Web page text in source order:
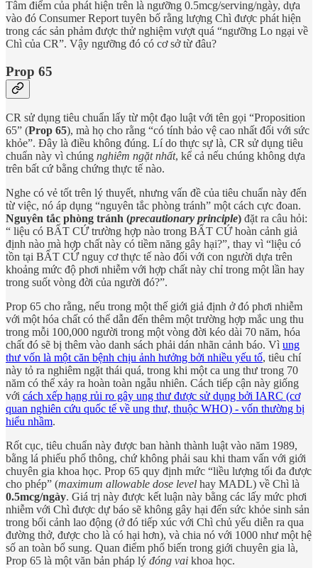
Tâm điểm của phát hiện trên là ngưỡng 0.5mcg/serving/ngày, dựa
vào đó Consumer Report tuyên bố rằng lượng Chì được phát hiện
trong các sản phảm được thử nghiệm vượt quá “ngưỡng Lo ngại về
Chì của CR”. Vậy ngưỡng đó có cơ sở từ đâu?
Prop 65
CR sử dụng tiêu chuẩn lấy từ một đạo luật với tên gọi “Proposition
65” (Prop 65), mà họ cho rằng “có tính bảo vệ cao nhất đối với sức
khỏe”. Đây là điều không đúng. Lí do thực sự là, CR sử dụng tiêu
chuẩn này vì chúng nghiêm ngặt nhất, kể cả nếu chúng không dựa
trên bất cứ bằng chứng thực tế nào.
Nghe có vẻ tốt trên lý thuyết, nhưng vấn đề của tiêu chuẩn này đến
từ việc, nó áp dụng “nguyên tắc phòng tránh” một cách cực đoan.
Nguyên tắc phòng tránh (precautionary principle) đặt ra câu hỏi:
“ liệu có BẤT CỨ trường hợp nào trong BẤT CỨ hoàn cảnh giả
định nào mà hợp chất này có tiềm năng gây hại?”, thay vì “liệu có
tồn tại BẤT CỨ nguy cơ thực tế nào đối với con người dựa trên
khoảng mức độ phơi nhiễm với hợp chất này chỉ trong một lần hay
trong suốt vòng đời của người đó?”.
Prop 65 cho rằng, nếu trong một thế giới giả định ở đó phơi nhiễm
với một hóa chất có thể dẫn đến thêm một trường hợp mắc ung thu
trong mỗi 100,000 người trong một vòng đời kéo dài 70 năm, hóa
chất đó sẽ bị thêm vào danh sách phải dán nhãn cảnh báo. Vì ung
thư vốn là một căn bệnh chịu ảnh hưởng bởi nhiều yếu tố, tiêu chí
này tỏ ra nghiêm ngặt thái quá, trong khi một ca ung thư trong 70
năm có thể xảy ra hoàn toàn ngẫu nhiên. Cách tiếp cận này giống
với cách xếp hạng rủi ro gây ung thư được sử dụng bởi IARC (cơ
quan nghiên cứu quốc tế về ung thư, thuộc WHO) - vốn thường bị
hiểu nhầm.
Rốt cục, tiêu chuẩn này được ban hành thành luật vào năm 1989,
bằng lá phiếu phổ thông, chứ không phải sau khi tham vấn với giới
chuyên gia khoa học. Prop 65 quy định mức “liều lượng tối đa được
cho phép” (maximum allowable dose level hay MADL) về Chì là
0.5mcg/ngày. Giá trị này được kết luận này bằng các lấy mức phơi
nhiễm với Chì được dự báo sẽ không gây hại đến sức khỏe sinh sản
trong bối cảnh lao động (ở đó tiếp xúc với Chì chủ yếu diễn ra qua
đường thở, được cho là có hại hơn), và chia nó với 1000 như một hệ
số an toàn bổ sung. Quan điểm phổ biến trong giới chuyên gia là,
Prop 65 là một văn bản pháp lý đóng vai khoa học.